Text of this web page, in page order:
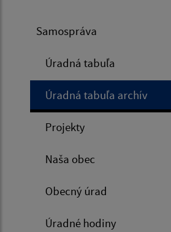
Samospráva
Úradná tabuľa
Úradná tabuľa archív
Projekty
Naša obec
Obecný úrad
Úradné hodiny